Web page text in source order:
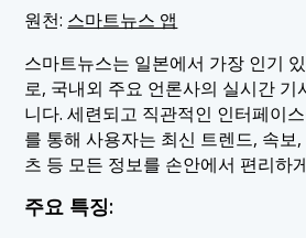
원천: 스마트뉴스 앱
스마트뉴스는 일본에서 가장 인기
로, 국내외 주요 언론사의 실시간
니다. 세련되고 직관적인 인터페이
를 통해 사용자는 최신 트렌드, 속보
츠 등 모든 정보를 손안에서 편리하
주요 특징: